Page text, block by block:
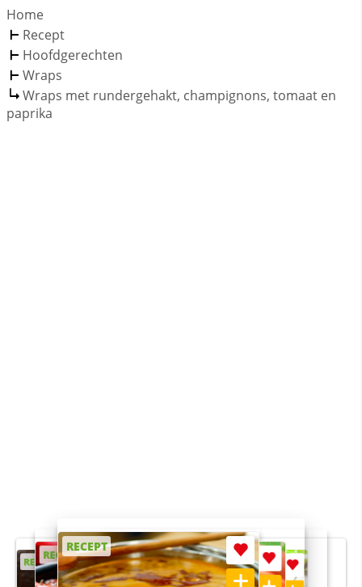
Home
Recept
Hoofdgerechten
Wraps
Wraps met rundergehakt, champignons, tomaat en
paprika
RECEPT
RECEPT
RECEPT
RECEPT
RECEPT